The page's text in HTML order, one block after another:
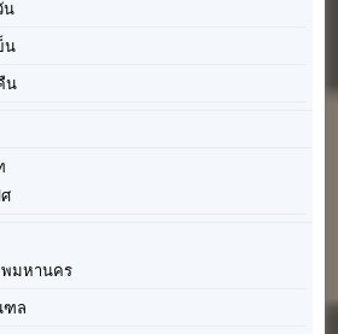
น
น
น
พมหานคร
ฑล